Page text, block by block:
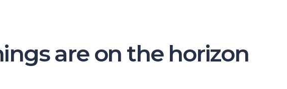
are on the horizon